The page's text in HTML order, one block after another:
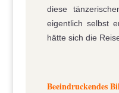
diese
eigentlich selbst
hätte sich die
Beeindruckendes